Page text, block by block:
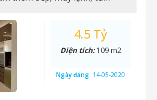
4.5 Tỷ
Diện tích:109 m2
Ngày đăng: 14-05-2020